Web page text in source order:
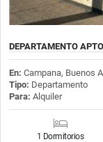
DEPARTAMENTO
En: Campana, Buenos
Tipo: Departamento
Para: Alquiler
1 Dormitorios